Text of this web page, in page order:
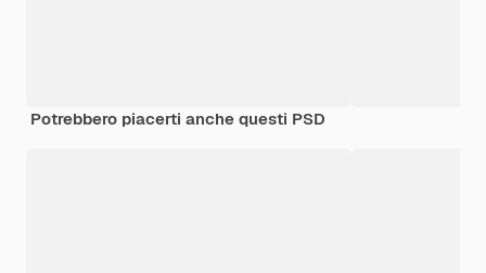
Potrebbero piacerti anche questi PSD